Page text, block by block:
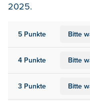
2025.
5 Punkte
4 Punkte
3 Punkte